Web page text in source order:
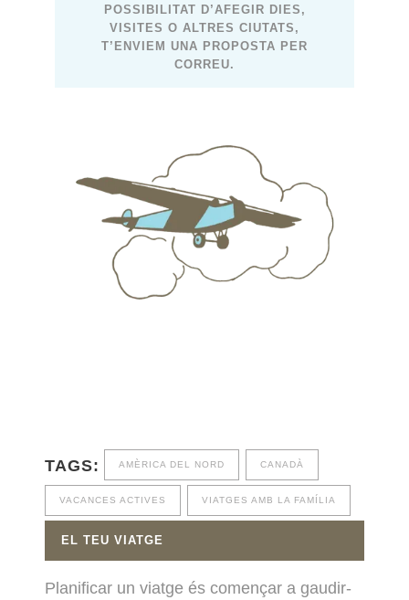
POSSIBILITAT D’AFEGIR DIES,
VISITES O ALTRES CIUTATS,
T’ENVIEM UNA PROPOSTA PER
CORREU.
TAGS: AMÈRICA DEL NORD CANADÀ
VACANCES ACTIVES VIATGES AMB LA FAMÍLIA
EL TEU VIATGE
Planificar un viatge és començar a gaudir-